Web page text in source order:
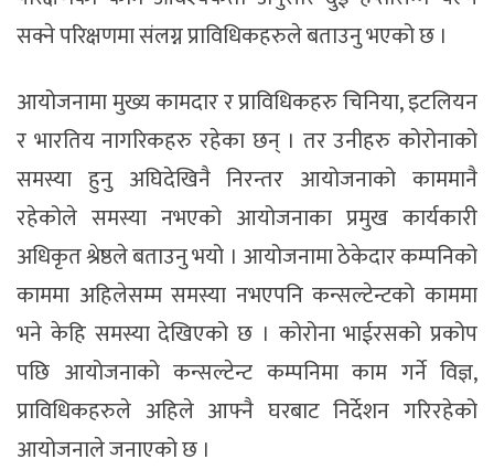
सक्ने परिक्षणमा संलग्न प्राविधिकहरुले बताउनु भएको छ ।
आयोजनामा मुख्य कामदार र प्राविधिकहरु चिनिया, इटलियन
र भारतिय नागरिकहरु रहेका छन् । तर उनीहरु कोरोनाको
समस्या हुनु अघिदेखिनै निरन्तर आयोजनाको काममानै
रहेकोले समस्या नभएको आयोजनाका प्रमुख कार्यकारी
अधिकृत श्रेष्ठले बताउनु भयो । आयोजनामा ठेकेदार कम्पनिको
काममा अहिलेसम्म समस्या नभएपनि कन्सल्टेन्टको काममा
भने केहि समस्या देखिएको छ । कोरोना भाईरसको प्रकोप
पछि आयोजनाको कन्सल्टेन्ट कम्पनिमा काम गर्ने विज्ञ,
प्राविधिकहरुले अहिले आफ्नै घरबाट निर्देशन गरिरहेको
आयोजनाले जनाएको छ ।